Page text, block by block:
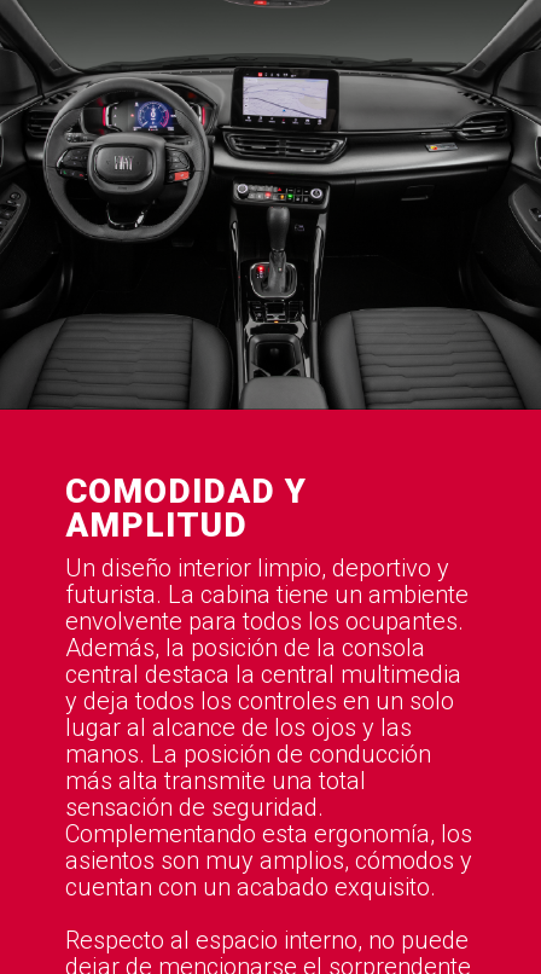
COMODIDAD Y
AMPLITUD
Un diseño interior limpio, deportivo y
futurista. La cabina tiene un ambiente
envolvente para todos los ocupantes.
Además, la posición de la consola
central destaca la central multimedia
y deja todos los controles en un solo
lugar al alcance de los ojos y las
manos. La posición de conducción
más alta transmite una total
sensación de seguridad.
Complementando esta ergonomía, los
asientos son muy amplios, cómodos y
cuentan con un acabado exquisito.
Respecto al espacio interno, no puede
dejar de mencionarse el sorprendente